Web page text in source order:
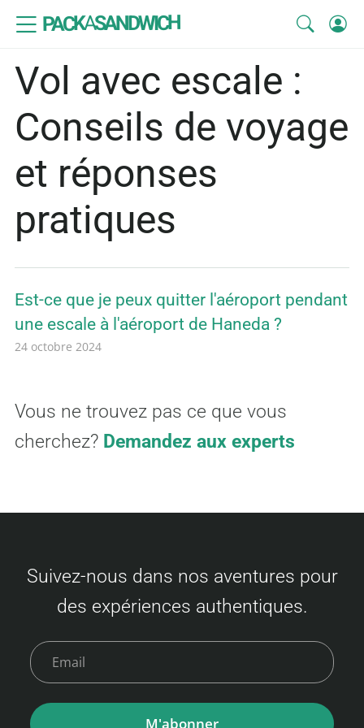
PACKASANDWICH
Vol avec escale :
Conseils de voyage
et réponses
pratiques
Est-ce que je peux quitter l'aéroport pendant
une escale à l'aéroport de Haneda ?
24 octobre 2024
Vous ne trouvez pas ce que vous
cherchez? Demandez aux experts
Suivez-nous dans nos aventures pour
des expériences authentiques.
M'abonner